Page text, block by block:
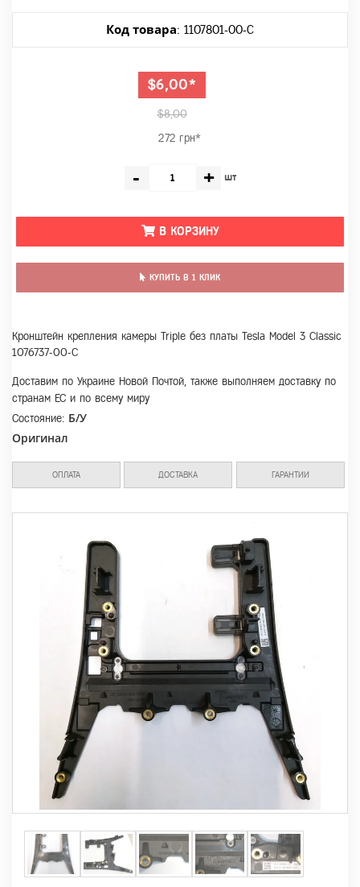
Код товара: 1107801-00-C
$6,00*
$8,00
272 грн*
- + шт
В КОРЗИНУ
КУПИТЬ В 1 КЛИК
Кронштейн крепления камеры Triple без платы Tesla Model 3 Classic
1076737-00-C
Доставим по Украине Новой Почтой, также выполняем доставку по
странам ЕС и по всему миру
Состояние: Б/У
Оригинал
ОПЛАТА ДОСТАВКА ГАРАНТИИ